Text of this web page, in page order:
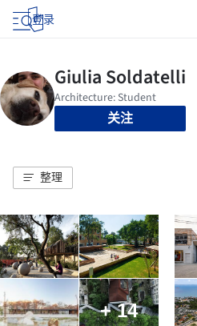
登录
关注
整理
+ 14